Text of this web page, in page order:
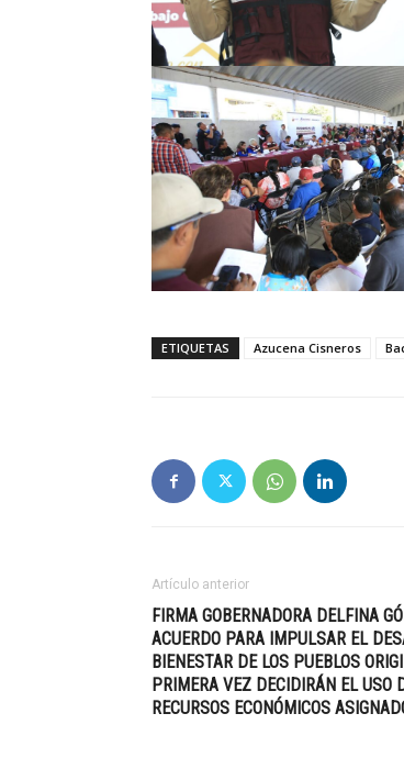
ETIQUETAS Azucena Cisneros
Artículo anterior
FIRMA GOBERNADORA DELFINA
ACUERDO PARA IMPULSAR EL
BIENESTAR DE LOS PUEBLOS
PRIMERA VEZ DECIDIRÁN EL USO
RECURSOS ECONÓMICOS